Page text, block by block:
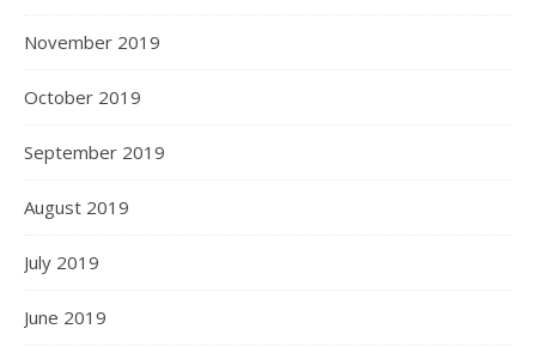
November 2019
October 2019
September 2019
August 2019
July 2019
June 2019